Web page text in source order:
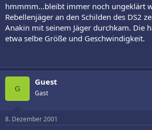
hmmmm...bleibt immer noch ungeklärt
Rebellenjäger an den Schilden des DS2
Anakin mit seinem Jäger durchkam. Die
etwa selbe Größe und Geschwindigkeit.
G
Guest
Gast
8. Dezember 2001